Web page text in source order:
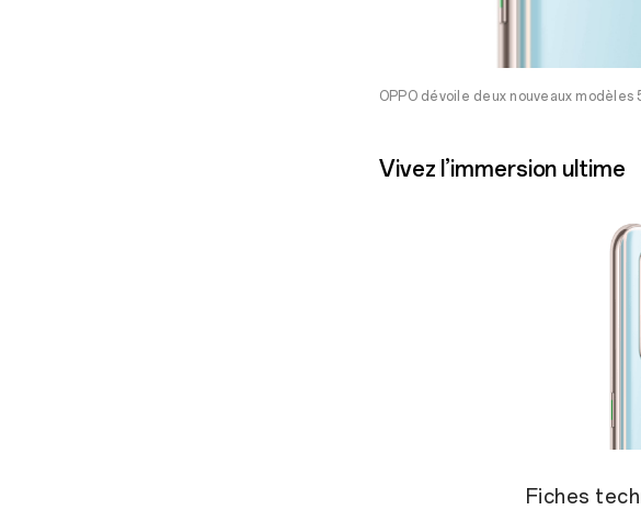
OPPO dévoile deux nouveaux modèles
Vivez l’immersion ultime
Fiches